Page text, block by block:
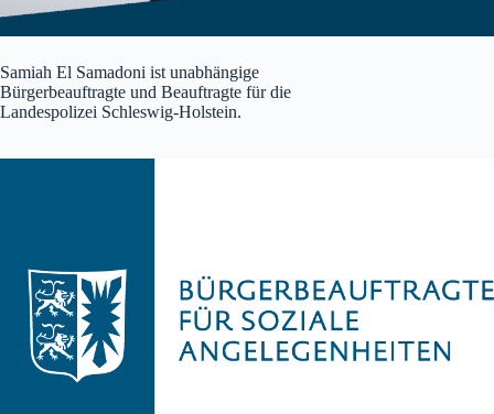
Samiah El Samadoni ist unabhängige
Bürgerbeauftragte und Beauftragte für die
Landespolizei Schleswig-Holstein.